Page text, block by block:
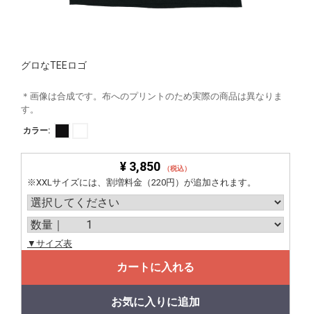
グロなTEEロゴ
＊画像は合成です。布へのプリントのため実際の商品は異なりま
す。
カラー:
¥ 3,850 （税込）
※XXLサイズには、割増料金（220円）が追加されます。
▼サイズ表
カートに入れる
お気に入りに追加